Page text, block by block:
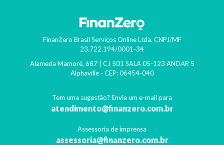
FinanZero Brasil Serviços Online Ltda. CNPJ/MF
23.722.194/0001-34
Alameda Mamoré, 687 | CJ 501 SALA 05-123 ANDAR 5
Alphaville- CEP: 06454-040
Tem uma sugestão? Envie um e-mail para
atendimento@finanzero.com.br
Assessoria de imprensa
assessoria@finanzero.com.br